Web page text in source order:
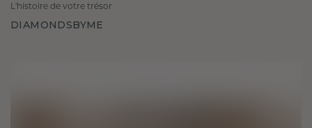
L'histoire de votre trésor
DIAMONDSBYME